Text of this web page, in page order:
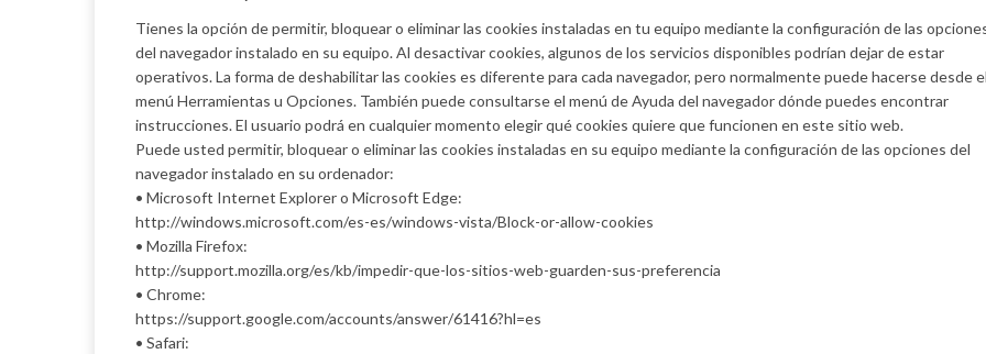
Tienes la opción de permitir, bloquear o eliminar las cookies instaladas en tu equipo mediante la configuración de las
del navegador instalado en su equipo. Al desactivar cookies, algunos de los servicios disponibles podrían dejar de estar
operativos. La forma de deshabilitar las cookies es diferente para cada navegador, pero normalmente puede hacerse desde el
menú Herramientas u Opciones. También puede consultarse el menú de Ayuda del navegador dónde puedes encontrar
instrucciones. El usuario podrá en cualquier momento elegir qué cookies quiere que funcionen en este sitio web.
Puede usted permitir, bloquear o eliminar las cookies instaladas en su equipo mediante la configuración de las opciones del
navegador instalado en su ordenador:
• Microsoft Internet Explorer o Microsoft Edge:
http://windows.microsoft.com/es-es/windows-vista/Block-or-allow-cookies
• Mozilla Firefox:
http://support.mozilla.org/es/kb/impedir-que-los-sitios-web-guarden-sus-preferencia
• Chrome:
https://support.google.com/accounts/answer/61416?hl=es
• Safari: